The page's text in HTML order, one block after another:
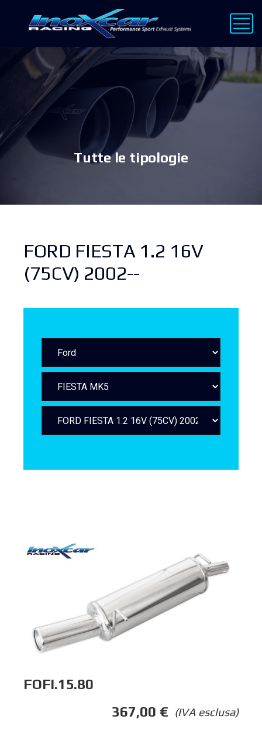
Tutte le tipologie
FORD FIESTA 1.2 16V
(75CV) 2002--
FOFI.15.80
(IVA esclusa)
367,00 €